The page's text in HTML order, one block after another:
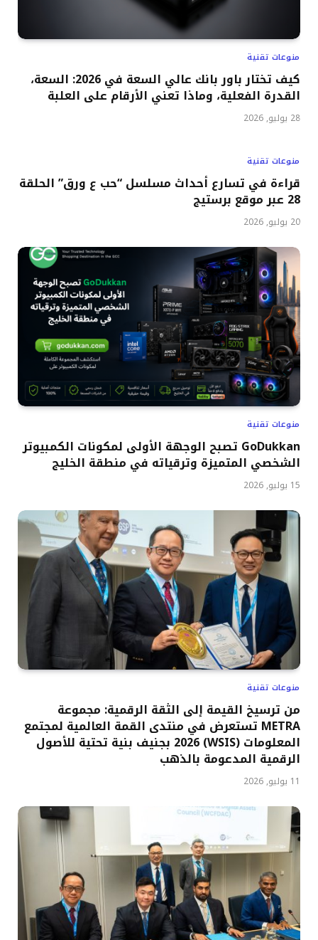
منوعات تقنية
كيف تختار باور بانك عالي السعة في 2026: السعة،
القدرة الفعلية، وماذا تعني الأرقام على العلبة
28 يوليو, 2026
منوعات تقنية
قراءة في تسارع أحداث مسلسل “حب ع ورق” الحلقة
28 عبر موقع برستيج
20 يوليو, 2026
منوعات تقنية
GoDukkan تصبح الوجهة الأولى لمكونات الكمبيوتر
الشخصي المتميزة وترقياته في منطقة الخليج
15 يوليو, 2026
منوعات تقنية
من ترسيخ القيمة إلى الثقة الرقمية: مجموعة
METRA تستعرض في منتدى القمة العالمية لمجتمع
المعلومات (WSIS) 2026 بجنيف بنية تحتية للأصول
الرقمية المدعومة بالذهب
11 يوليو, 2026